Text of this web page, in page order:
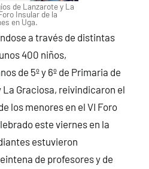
de Lanzarote y La
Insular de la
en Uga.
a través de distintas
400 niños,
de 5º y 6º de Primaria de
Graciosa, reivindicaron el
los menores en el VI Foro
este viernes en la
estuvieron
de profesores y de